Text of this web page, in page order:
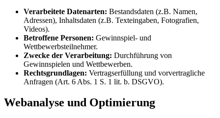
Verarbeitete Datenarten: Bestandsdaten (z.B. Namen,
Adressen), Inhaltsdaten (z.B. Texteingaben, Fotografien,
Videos).
Betroffene Personen: Gewinnspiel- und
Wettbewerbsteilnehmer.
Zwecke der Verarbeitung: Durchführung von
Gewinnspielen und Wettbewerben.
Rechtsgrundlagen: Vertragserfüllung und vorvertragliche
Anfragen (Art. 6 Abs. 1 S. 1 lit. b. DSGVO).
Webanalyse und Optimierung